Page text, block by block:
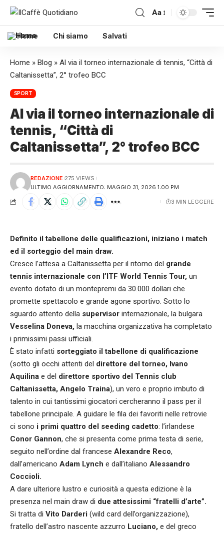
Aa
Home Chi siamo Salvati
Home » Blog » Al via il torneo internazionale di tennis, “Città di
Caltanissetta”, 2° trofeo BCC
SPORT
Al via il torneo internazionale di
tennis, “Città di
Caltanissetta”, 2° trofeo BCC
ULTIMO AGGIORNAMENTO: MAGGIO 31, 2026 1:00 PM
REDAZIONE 275 VIEWS
3 MIN LEGGERE
Definito il tabellone delle qualificazioni, iniziano i match
ed il sorteggio del main draw.
Cresce l’attesa a Caltanissetta per il ritorno del grande
tennis internazionale con l’ITF World Tennis Tour, un
evento dotato di un montepremi da 30.000 dollari che
promette spettacolo e grande agone sportivo. Sotto lo
sguardo attento della supervisor internazionale, la bulgara
Vesselina Doneva, la macchina organizzativa ha completato
i primissimi passi ufficiali.
È stato infatti sorteggiato il tabellone di qualificazione
(sotto gli occhi attenti del direttore del torneo, Ivano
Aquilina e del direttore sportivo del Tennis club
Caltanissetta, Angelo Traina), un vero e proprio imbuto di
talento in cui tantissimi giocatori cercheranno il pass per il
tabellone principale. A guidare le fila dei favoriti nelle retrovie
ci sono i primi quattro del seeding cadetto: l’irlandese
Conor Gannon, che si presenta come prima testa di serie,
seguito nell’ordine dal francese Alexandre Reco,
dall’americano Adam Lynch e dall’italiano Alessandro
Coccioli.
A dare ulteriore lustro e curiosità a questa edizione è la
presenza nel main draw di due attesissimi “fratelli d’arte”.
Si tratta di Vito Darderi (wild card dell’organizzazione),
fratello dell’astro nascente azzurro Luciano, e del greco